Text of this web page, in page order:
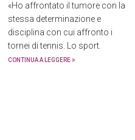
«Ho affrontato il tumore con la
stessa determinazione e
disciplina con cui affronto i
tornei di tennis. Lo sport.
CONTINUA A LEGGERE